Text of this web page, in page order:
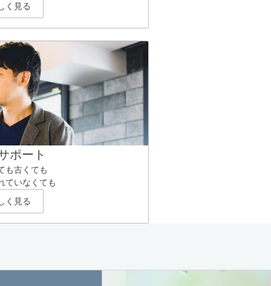
く見る
ポート
も古くても
ていなくても
く見る